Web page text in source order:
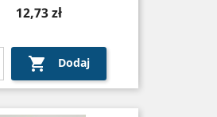
Cena
12,73 zł
 Dodaj